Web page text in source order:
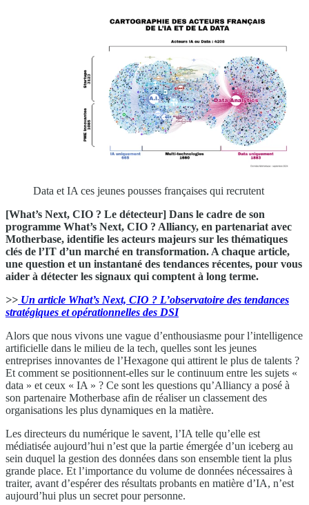
Data et IA ces jeunes pousses françaises qui recrutent
[What’s Next, CIO ? Le détecteur] Dans le cadre de son
programme What’s Next, CIO ? Alliancy, en partenariat avec
Motherbase, identifie les acteurs majeurs sur les thématiques
clés de l’IT d’un marché en transformation. A chaque article,
une question et un instantané des tendances récentes, pour vous
aider à détecter les signaux qui comptent à long terme.
>> Un article What’s Next, CIO ? L’observatoire des tendances
stratégiques et opérationnelles des DSI
Alors que nous vivons une vague d’enthousiasme pour l’intelligence
artificielle dans le milieu de la tech, quelles sont les jeunes
entreprises innovantes de l’Hexagone qui attirent le plus de talents ?
Et comment se positionnent-elles sur le continuum entre les sujets «
data » et ceux « IA » ? Ce sont les questions qu’Alliancy a posé à
son partenaire Motherbase afin de réaliser un classement des
organisations les plus dynamiques en la matière.
Les directeurs du numérique le savent, l’IA telle qu’elle est
médiatisée aujourd’hui n’est que la partie émergée d’un iceberg au
sein duquel la gestion des données dans son ensemble tient la plus
grande place. Et l’importance du volume de données nécessaires à
traiter, avant d’espérer des résultats probants en matière d’IA, n’est
aujourd’hui plus un secret pour personne.